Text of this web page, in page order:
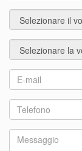
Città
Località